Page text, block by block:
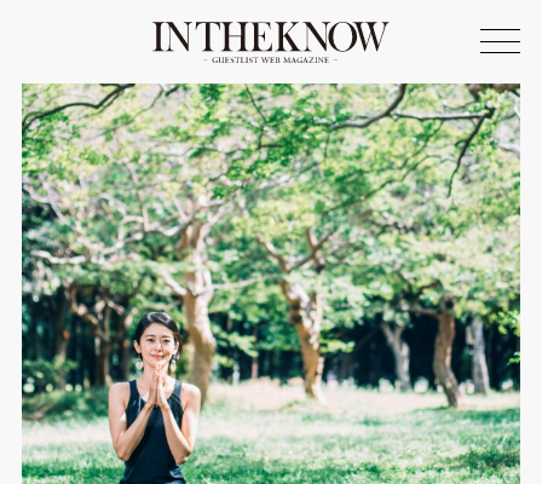
ONLINE SHOP
FASHION
SPOTLIGHT
BEAUTY
LIFE STYLE
FOOD